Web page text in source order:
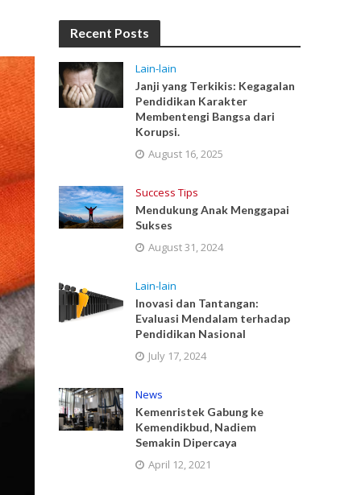
Recent Posts
Lain-lain
Janji yang Terkikis: Kegagalan
Pendidikan Karakter
Membentengi Bangsa dari
Korupsi.
August 16, 2025
Success Tips
Mendukung Anak Menggapai
Sukses
August 31, 2024
Lain-lain
Inovasi dan Tantangan:
Evaluasi Mendalam terhadap
Pendidikan Nasional
July 17, 2024
News
Kemenristek Gabung ke
Kemendikbud, Nadiem
Semakin Dipercaya
April 12, 2021